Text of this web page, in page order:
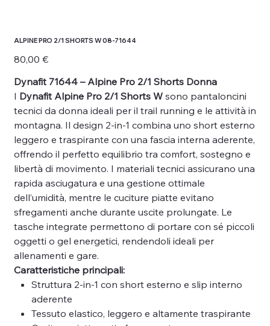
ALPINE PRO 2/1 SHORTS W 08-71644
Prezzo
80,00 €
Dynafit 71644 – Alpine Pro 2/1 Shorts Donna
I Dynafit Alpine Pro 2/1 Shorts Wsono pantaloncini
tecnici da donna ideali per il trail running e le attività in
montagna. Il design 2-in-1 combina uno short esterno
leggero e traspirante con una fascia interna aderente,
offrendo il perfetto equilibrio tra comfort, sostegno e
libertà di movimento. I materiali tecnici assicurano una
rapida asciugatura e una gestione ottimale
dell’umidità, mentre le cuciture piatte evitano
sfregamenti anche durante uscite prolungate. Le
tasche integrate permettono di portare con sé piccoli
oggetti o gel energetici, rendendoli ideali per
allenamenti e gare.
Caratteristiche principali:
Struttura 2-in-1 con short esterno e slip interno
aderente
Tessuto elastico, leggero e altamente traspirante